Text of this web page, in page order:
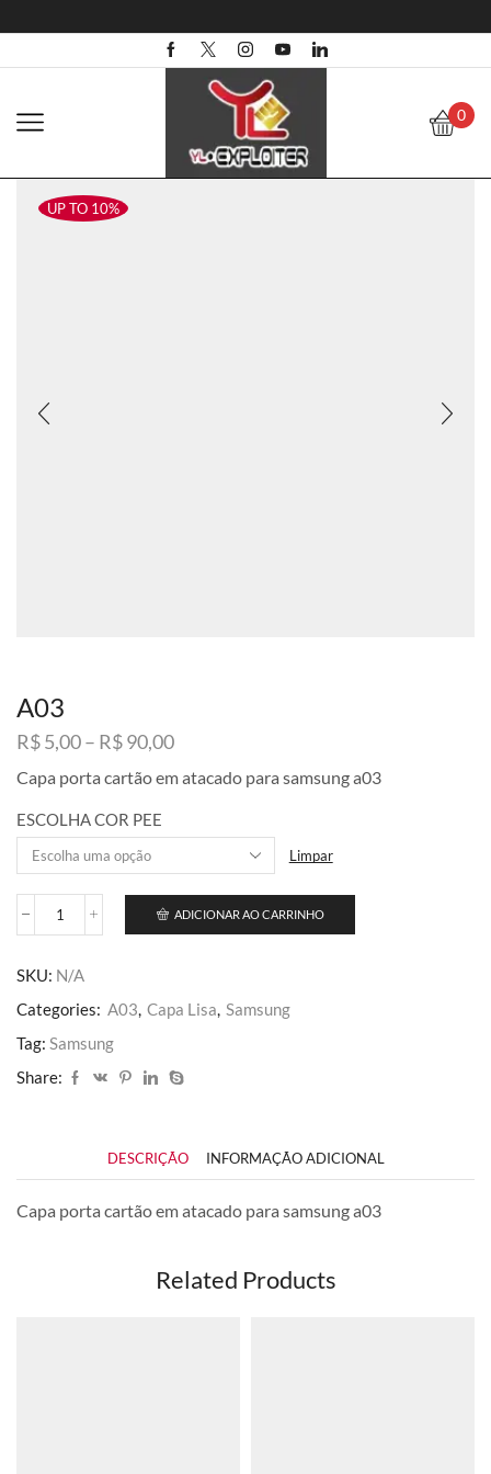
0
UP TO 10%
A03
R$5,00– R$90,00Faixa
preço:
através
Capa porta cartão em atacado para samsung a03
ESCOLHA COR PEE
Limpar
A03
ADICIONAR AO CARRINHO
SKU: N/A
Categories: A03, Capa Lisa, Samsung
Tag: Samsung
Share:
DESCRIÇÃO INFORMAÇÃO ADICIONAL
Capa porta cartão em atacado para samsung a03
Related Products